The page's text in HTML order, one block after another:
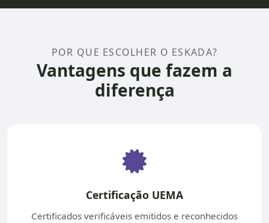
POR QUE ESCOLHER O ESKADA?
Vantagens que fazem a
diferença
Certificação UEMA
Certificados verificáveis emitidos e reconhecidos